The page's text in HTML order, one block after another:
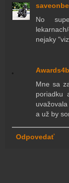
No
nejaky
Mne sa
poriadku
a už by
Odpovedať